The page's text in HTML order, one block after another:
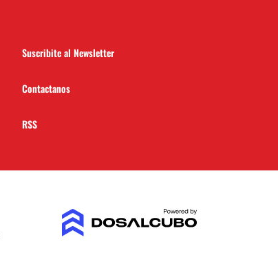
Suscribite al Newsletter
Contactanos
RSS